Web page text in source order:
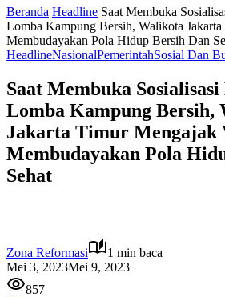
Beranda Headline Saat Membuka
Lomba Kampung Bersih, Walikota
Membudayakan Pola Hidup Bersih Dan
HeadlineNasionalPemerintahSosial Dan
Saat Membuka
Lomba Kampung Bersih,
Jakarta Timur Mengajak
Membudayakan Pola
Sehat
Zona Reformasi
1 min baca
Mei 3, 2023Mei 9, 2023
857